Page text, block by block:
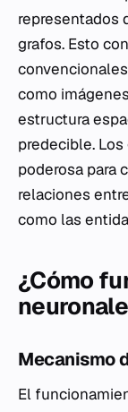
representados
grafos. Esto
como
estructura
predecible.
poderosa para
relaciones
como las
¿Cómo
Mecanismo
El